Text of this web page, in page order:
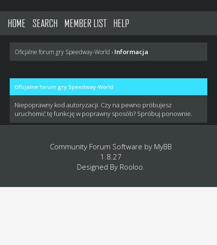
HOME SEARCH MEMBER LIST HELP
Oficjalne forum gry Speedway-World › Informacja
Oficjalne forum gry Speedway-World
Niepoprawny kod autoryzacji. Czy na pewno próbujesz
uruchomić tę funkcję w poprawny sposób? Spróbuj ponownie.
Community Forum Software by MyBB
1.8.27
Designed By Rooloo.